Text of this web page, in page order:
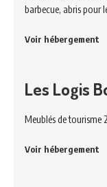
barbecue, abris pour
Voir hébergement
Les Logis
Meublés de tourisme
Voir hébergement